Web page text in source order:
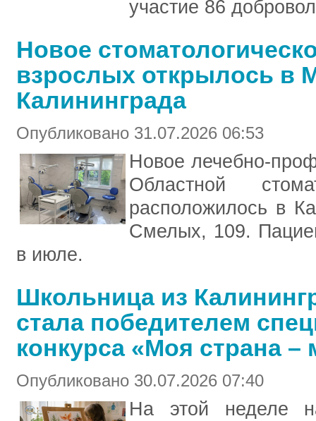
участие 86
Новое
взрослых открылось в
Калининграда
Опубликовано 31.07.2026 06:53
Новое
Областной
расположилось в
Смелых, 109.
в июле.
Школьница из
стала победителем
конкурса «Моя страна –
Опубликовано 30.07.2026 07:40
На этой неделе